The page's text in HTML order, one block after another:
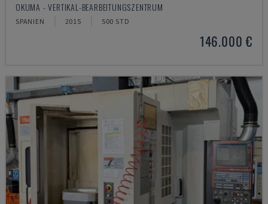
OKUMA - VERTIKAL-BEARBEITUNGSZENTRUM
SPANIEN 2015 500 STD
146.000 €